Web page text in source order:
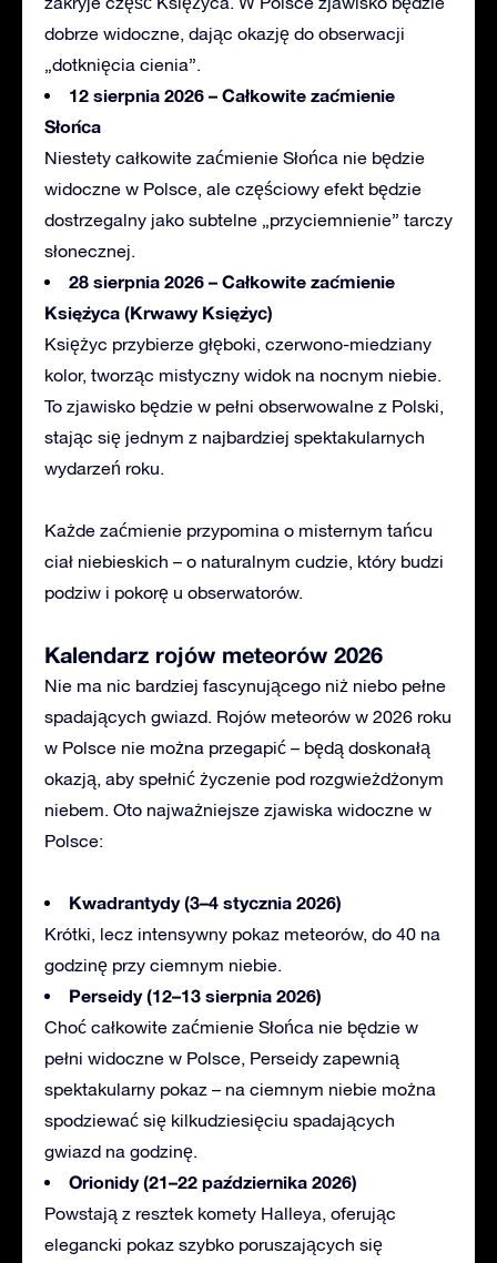
dobrze widoczne, dając okazję do obserwacji
„dotknięcia cienia”.
12 sierpnia 2026 – Całkowite zaćmienie
Słońca
Niestety całkowite zaćmienie Słońca nie będzie
widoczne w Polsce, ale częściowy efekt będzie
dostrzegalny jako subtelne „przyciemnienie” tarczy
słonecznej.
28 sierpnia 2026 – Całkowite zaćmienie
Księżyca (Krwawy Księżyc)
Księżyc przybierze głęboki, czerwono-miedziany
kolor, tworząc mistyczny widok na nocnym niebie.
To zjawisko będzie w pełni obserwowalne z Polski,
stając się jednym z najbardziej spektakularnych
wydarzeń roku.
Każde zaćmienie przypomina o misternym tańcu
ciał niebieskich – o naturalnym cudzie, który budzi
podziw i pokorę u obserwatorów.
Kalendarz rojów meteorów 2026
Nie ma nic bardziej fascynującego niż niebo pełne
spadających gwiazd. Rojów meteorów w 2026 roku
w Polsce nie można przegapić – będą doskonałą
okazją, aby spełnić życzenie pod rozgwieżdżonym
niebem. Oto najważniejsze zjawiska widoczne w
Polsce:
Kwadrantydy (3–4 stycznia 2026)
Krótki, lecz intensywny pokaz meteorów, do 40 na
godzinę przy ciemnym niebie.
Perseidy (12–13 sierpnia 2026)
Choć całkowite zaćmienie Słońca nie będzie w
pełni widoczne w Polsce, Perseidy zapewnią
spektakularny pokaz – na ciemnym niebie można
spodziewać się kilkudziesięciu spadających
gwiazd na godzinę.
Orionidy (21–22 października 2026)
Powstają z resztek komety Halleya, oferując
elegancki pokaz szybko poruszających się